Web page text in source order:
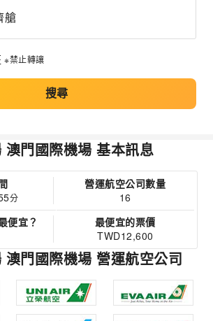
艙
※禁止轉讓
搜尋
澳門國際機場 基本訊息
分
營運航空公司數量
16
便宜？
最便宜的票價
TWD12,600
澳門國際機場 營運航空公司